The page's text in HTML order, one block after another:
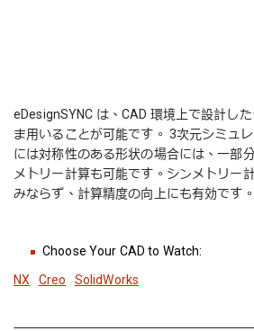
eDesignSYNC は、CAD 環境上で設計し
ま用いることが可能です。 3次元シミュ
には対称性のある形状の場合には、一部
メトリー計算も可能です。シンメトリー
みならず、計算精度の向上にも有効です。
Choose Your CAD to Watch:
NX
Creo SolidWorks